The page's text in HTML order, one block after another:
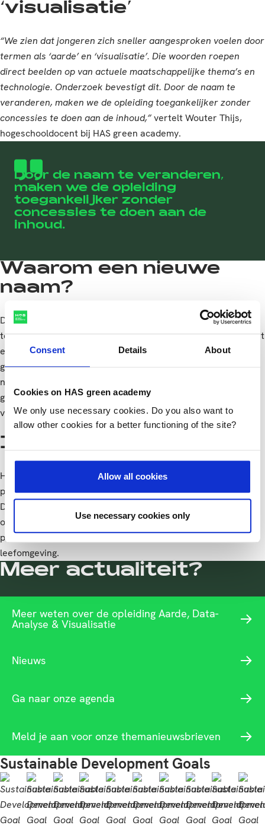
Consent Details About
Cookies on HAS green academy
We only use necessary cookies. Do you also want to
allow other cookies for a better functioning of the site?
Allow all cookies
Use necessary cookies only
‘visualisatie’
“We zien dat jongeren zich sneller aangesproken voelen door
termen als ‘aarde’ en ‘visualisatie’. Die woorden roepen
direct beelden op van actuele maatschappelijke thema’s en
technologie. Onderzoek bevestigt dit. Door de naam te
veranderen, maken we de opleiding toegankelijker zonder
concessies te doen aan de inhoud,”vertelt Wouter Thijs,
hogeschooldocent bij HAS green academy.
Door de naam te veranderen,
maken we de opleiding
toegankelijker zonder
concessies te doen aan de
inhoud.
Waarom een nieuwe
naam?
De vorige naam bleek voor veel scholieren abstract en
technisch. De nieuwe naam maakt direct duidelijk wat je leert
en waarom dat relevant is. Daarmee verwachten we een
grotere aantrekkingskracht op studiekiezers. Dat is goed
nieuws voor het werkveld, dat dringend behoefte heeft aan
geo-specialisten met actuele kennis van data-analyse en
visualisatietechnieken.
Inhoud blijft gelijk
Het curriculum van de opleiding is al sterk afgestemd op de
praktijk en sluit goed aan bij de behoeften van het werkveld.
Daarom is er geen inhoudelijke wijziging doorgevoerd. De
opleiding blijft studenten opleiden tot breed inzetbare
professionals die bijdragen aan een duurzame en slimme
leefomgeving.
Meer actualiteit?
Meer weten over de opleiding Aarde, Data-
Analyse & Visualisatie
Nieuws
Ga naar onze agenda
Meld je aan voor onze themanieuwsbrieven
Sustainable Development Goals